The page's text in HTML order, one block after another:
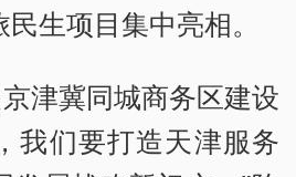
生项目集中亮相。
京津冀同城商务区建设
我们要打造天津服务